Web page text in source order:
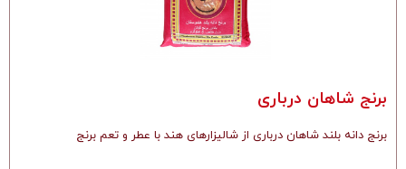
برنج شاهان درباری
برنج دانه بلند شاهان درباری از شالیزارهای هند با عطر و تعم برنج